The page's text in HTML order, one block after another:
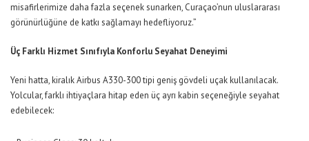
misafirlerimize daha fazla seçenek sunarken, Curaçao’nun uluslararası
görünürlüğüne de katkı sağlamayı hedefliyoruz.”
Üç Farklı Hizmet Sınıfıyla Konforlu Seyahat Deneyimi
Yeni hatta, kiralık Airbus A330-300 tipi geniş gövdeli uçak kullanılacak.
Yolcular, farklı ihtiyaçlara hitap eden üç ayrı kabin seçeneğiyle seyahat
edebilecek: